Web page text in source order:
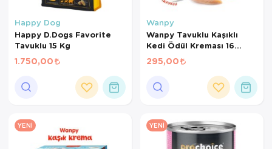
Happy Dog
Happy D.Dogs Favorite
Tavuklu 15 Kg
1.750,00
Wanpy
Wanpy Tavuklu Kaşıklı
Kedi Ödül Kreması 16
gr*10Ad
295,00
YENI YENI